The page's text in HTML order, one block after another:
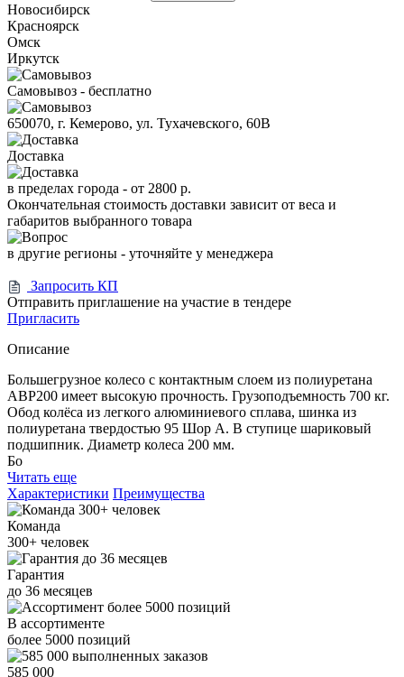
Новосибирск
Красноярск
Омск
Иркутск
Самовывоз - бесплатно
650070, г. Кемерово, ул. Тухачевского, 60В
Доставка
в пределах города - от 2800 р.
Окончательная стоимость доставки зависит от веса и
габаритов выбранного товара
в другие регионы - уточняйте у менеджера
Запросить КП
Отправить приглашение на участие в тендере
Пригласить
Описание
Большегрузное колесо с контактным слоем из полиуретана
ABP200 имеет высокую прочность. Грузоподъемность 700 кг.
Обод колёса из легкого алюминиевого сплава, шинка из
полиуретана твердостью 95 Шор А. В ступице шариковый
подшипник. Диаметр колеса 200 мм.
Бо
Читать еще
Характеристики Преимущества
Команда
300+ человек
Гарантия
до 36 месяцев
В ассортименте
более 5000 позиций
585 000